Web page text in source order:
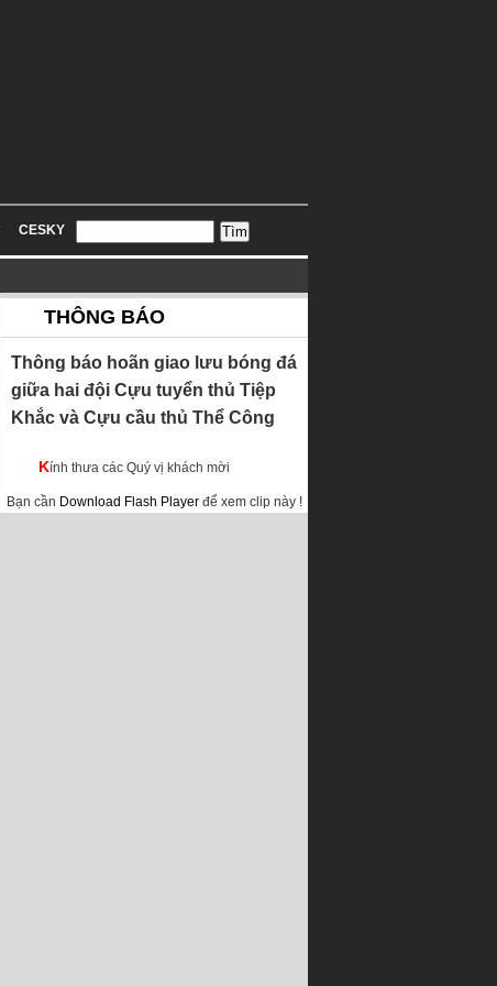
CESKY
THÔNG BÁO
Thông báo hoãn giao lưu bóng đá
giữa hai đội Cựu tuyển thủ Tiệp
Khắc và Cựu cầu thủ Thể Công
Kính thưa các Quý vị khách mời
Bạn cần Download Flash Playerđể xem clip này !